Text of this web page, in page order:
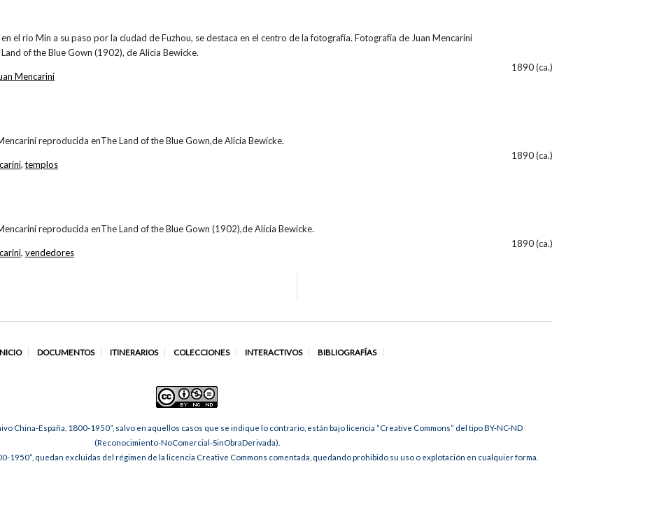
el rio Min a su paso por la ciudad de Fuzhou, se destaca en el centro de la fotografía. Fotografía de Juan Mencarini
of the Blue Gown (1902), de Alicia Bewicke.
1890 (ca.)
Mencarini
reproducida enThe Land of the Blue Gown,de Alicia Bewicke.
1890 (ca.)
,templos
reproducida enThe Land of the Blue Gown (1902),de Alicia Bewicke.
1890 (ca.)
, vendedores
DOCUMENTOS ITINERARIOS COLECCIONES INTERACTIVOS BIBLIOGRAFÍAS
China-España, 1800-1950”, salvo en aquellos casos que se indique lo contrario, están bajo licencia “Creative Commons” del tipo BY-NC-ND
(Reconocimiento-NoComercial-SinObraDerivada).
1950”, quedan excluidas del régimen de la licencia Creative Commons comentada, quedando prohibido su uso o explotación en cualquier forma.